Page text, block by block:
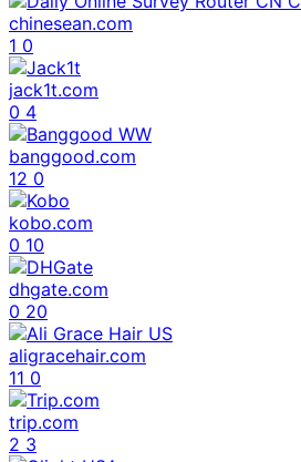
chinesean.com
1 0
jack1t.com
0 4
banggood.com
12 0
kobo.com
0 10
dhgate.com
0 20
aligracehair.com
11 0
trip.com
2 3